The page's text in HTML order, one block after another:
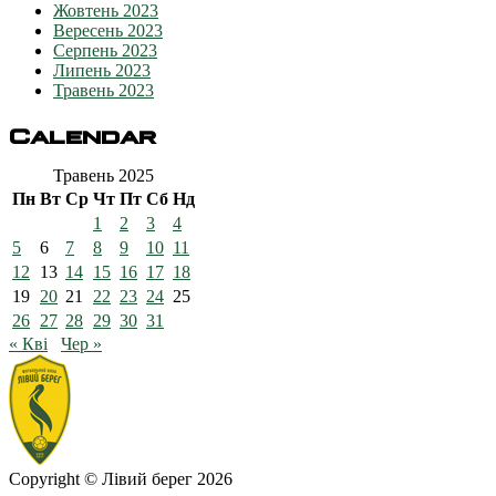
Жовтень 2023
Вересень 2023
Серпень 2023
Липень 2023
Травень 2023
Calendar
Травень 2025
Пн Вт Ср Чт Пт Сб Нд
1
2 3
4
5
6 7 8 9 10 11
12
13 14 15 16 17 18
19 20 21 22 23 24 25
26 27 28 29 30 31
« Кві
Чер »
Copyright © Лівий берег 2026